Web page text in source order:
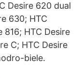
Desire 620 dual
630; HTC
816; HTC Desire
C; HTC Desire
biele.